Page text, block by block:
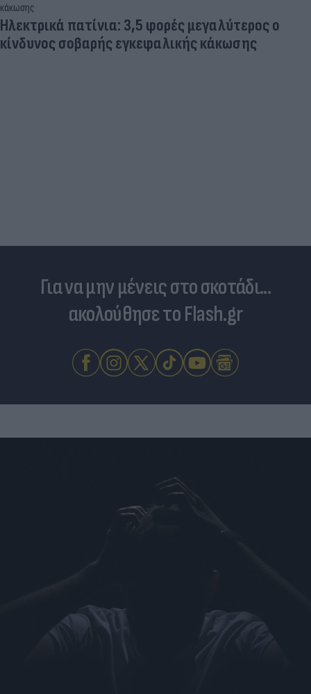
Ηλεκτρικά πατίνια: 3,5 φορές μεγαλύτερος ο
κίνδυνος σοβαρής εγκεφαλικής κάκωσης
Για να μην μένεις στο σκοτάδι...
ακολούθησε το Flash.gr